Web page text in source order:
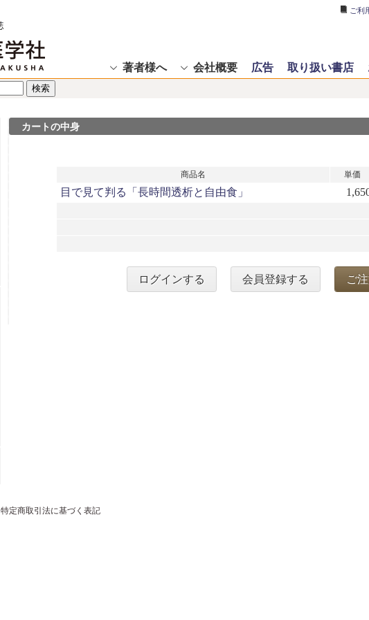
ご利
著者様へ 会社概要 広告 取り扱い書店
カートの中身
商品名 単価
目で見て判る「長時間透析と自由食」
ログインする 会員登録する ご
特定商取引法に基づく表記